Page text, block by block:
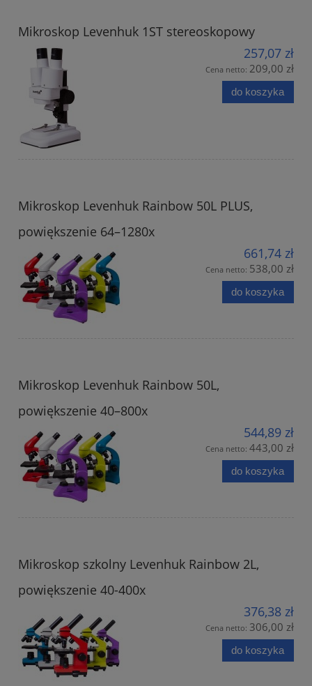
Mikroskop Levenhuk 1ST stereoskopowy
257,07 zł
Cena netto: 209,00 zł
do koszyka
Mikroskop Levenhuk Rainbow 50L PLUS,
powiększenie 64–1280x
661,74 zł
Cena netto: 538,00 zł
do koszyka
Mikroskop Levenhuk Rainbow 50L,
powiększenie 40–800x
544,89 zł
Cena netto: 443,00 zł
do koszyka
Mikroskop szkolny Levenhuk Rainbow 2L,
powiększenie 40-400x
376,38 zł
Cena netto: 306,00 zł
do koszyka